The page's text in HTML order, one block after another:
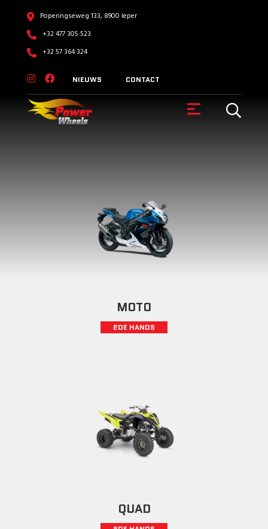
Poperingseweg 133, 8900 Ieper
+32 477 305 523
+32 57 364 324
NIEUWS CONTACT
MOTO
2DE HANDS
QUAD